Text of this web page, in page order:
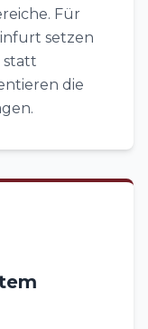
Für
setzen
statt
die